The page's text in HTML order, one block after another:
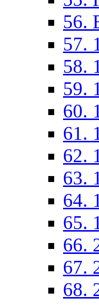
56.
57.
58.
59.
60.
61.
62.
63.
64.
65.
66.
67.
68.